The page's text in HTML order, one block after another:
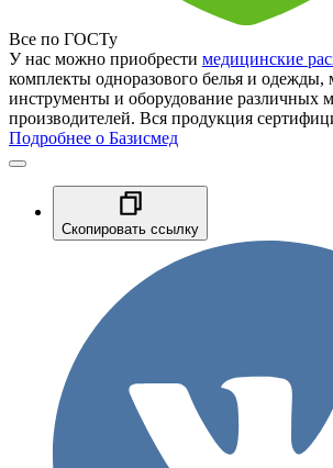
Все по ГОСТу
У нас можно приобрести медицинские
комплекты одноразового белья и одежды,
инструменты и оборудование различных
производителей. Вся продукция
Подробнее о Базисмед
Скопировать ссылку